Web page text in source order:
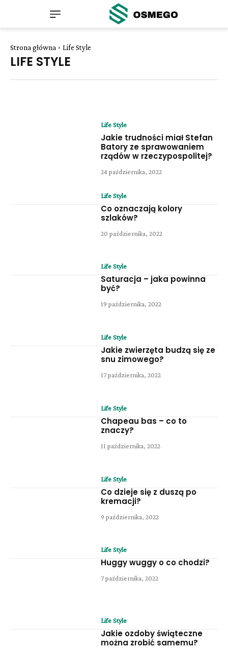
Strona główna Life Style
LIFE STYLE
Life Style
Jakie trudności miał Stefan
Batory ze sprawowaniem
rządów w rzeczypospolitej?
24 października, 2022
Life Style
Co oznaczają kolory
szlaków?
20 października, 2022
Life Style
Saturacja – jaka powinna
być?
19 października, 2022
Life Style
Jakie zwierzęta budzą się ze
snu zimowego?
17 października, 2022
Life Style
Chapeau bas – co to
znaczy?
11 października, 2022
Life Style
Co dzieje się z duszą po
kremacji?
9 października, 2022
Life Style
Huggy wuggy o co chodzi?
7 października, 2022
Life Style
Jakie ozdoby świąteczne
można zrobić samemu?